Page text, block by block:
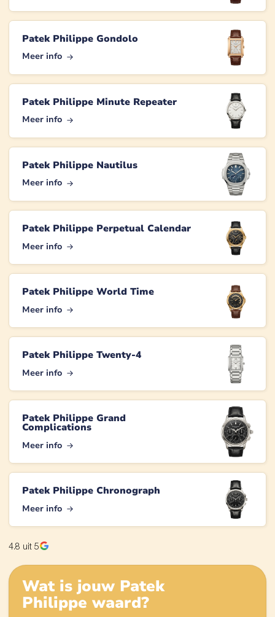
Patek Philippe Gondolo
Meer info
Patek Philippe Minute Repeater
Meer info
Patek Philippe Nautilus
Meer info
Patek Philippe Perpetual Calendar
Meer info
Patek Philippe World Time
Meer info
Patek Philippe Twenty-4
Meer info
Patek Philippe Grand
Complications
Meer info
Patek Philippe Chronograph
Meer info
4.8 uit 5
Wat is jouw Patek
Philippe waard?